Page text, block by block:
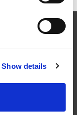
Show details
高精度加工对最终
来提高成品轮廓的
HONE®） 机械加
并且对其进行成型